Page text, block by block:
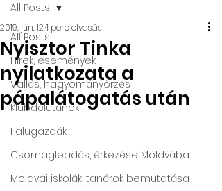
All Posts
Hírek, események
Vallás, hagyományőrzés
Klubdélutánok
Falugazdák
Csomagleadás, érkezése Moldvába
Moldvai iskolák, tanárok bemutatása
All Posts
Nyisztor Tinka
nyilatkozata a
pápalátogatás után
2019. jún. 12.1 perc olvasás